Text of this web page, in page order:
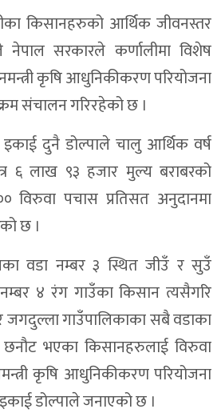
किसानहरुको आर्थिक जीवनस्तर
नेपाल सरकारले कर्णालीमा विशेष
कृषि आधुनिकीकरण परियोजना
संचालन गरिरहेको छ ।
इकाई दुनै डोल्पाले चालु आर्थिक वर्ष
६ लाख ९३ हजार मुल्य बराबरको
विरुवा पचास प्रतिसत अनुदानमा
छ ।
वडा नम्बर ३ स्थित जीउँ र सुउँ
४ रंग गाउँका किसान त्यसैगरि
जगदुल्ला गाउँपालिकाका सबै वडाका
छनौट भएका किसानहरुलाई विरुवा
कृषि आधुनिकीकरण परियोजना
डोल्पाले जनाएको छ ।